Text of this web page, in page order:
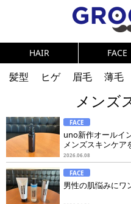
HAIR FACE
髪型 ヒゲ 眉毛 薄毛
体臭 ニ
メンズコスメ
NEWS
テストステロン
健康
スキンケア 食事
メンズ
FACE
uno新作オールイ
メンズスキンケア
2026.06.08
FACE
男性の肌悩みにワ